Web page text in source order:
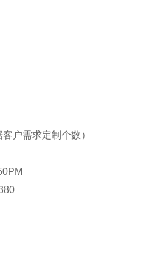
户需求定制个数）